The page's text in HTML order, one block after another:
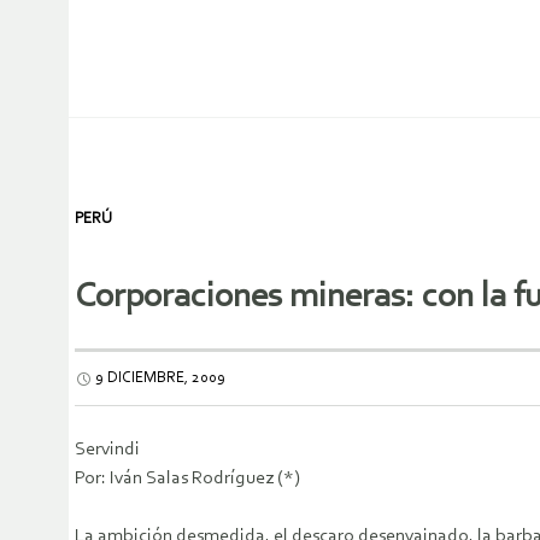
PERÚ
Corporaciones mineras: con la
9 DICIEMBRE, 2009
Servindi
Por: Iván Salas Rodríguez (*)